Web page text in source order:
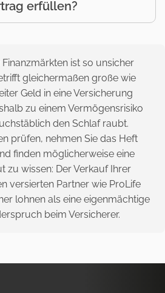
erfüllen?
ist so unsicher
gleichermaßen große wie
Geld in eine Versicherung
zu einem Vermögensrisiko
den Schlaf raubt.
prüfen, nehmen Sie das Heft
finden möglicherweise eine
zu wissen: Der Verkauf Ihrer
versierten Partner wie ProLife
lohnen als eine eigenmächtige
beim Versicherer.